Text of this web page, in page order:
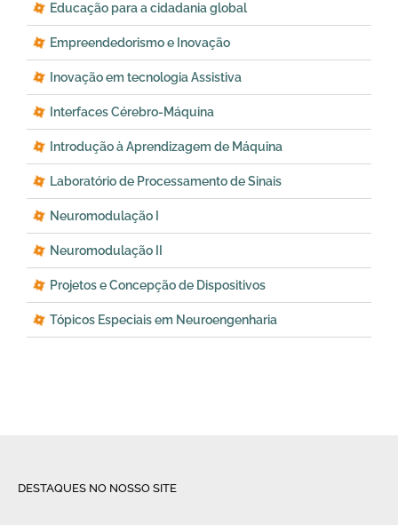
Educação para a cidadania global
Empreendedorismo e Inovação
Inovação em tecnologia Assistiva
Interfaces Cérebro-Máquina
Introdução à Aprendizagem de Máquina
Laboratório de Processamento de Sinais
Neuromodulação I
Neuromodulação II
Projetos e Concepção de Dispositivos
Tópicos Especiais em Neuroengenharia
DESTAQUES NO NOSSO SITE